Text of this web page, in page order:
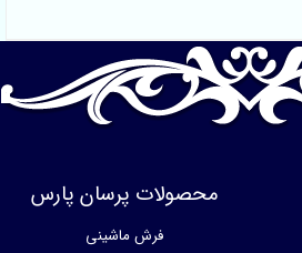
محصولات پرسان پارس
فرش ماشینی